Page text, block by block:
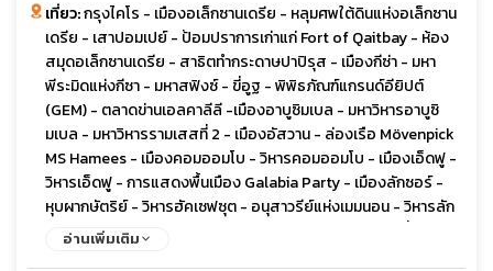
เที่ยว:กรุงไคโร - เมืองอเล็กซานเดรีย - หลุมศพใต้ดินแห่งอเล็กซาน
เดรีย - เสาปอมเปย์ - ป้อมปราการเก่าแก่ Fort of Qaitbay - ห้อง
สมุดอเล็กซานเดรีย - สาธิตทำกระดาษปาปิรุส - เมืองกีซ่า - มหา
พีระมิดแห่งกีซา - มหาสฟิงซ์ - ขี่อูฐ - พิพิธภัณฑ์แกรนด์อียิปต์
(GEM) - ตลาดข่านเอลคาลีลี -เมืองอาบูซิมเบล - มหาวิหารอาบูซิ
มเบล - มหาวิหารรามเสสที่ 2 - เมืองอัสวาน - ล่องเรือ Mövenpick
MS Hamees - เมืองคอมออมโบ - วิหารคอมออมโบ - เมืองเอ็ดฟู -
วิหารเอ็ดฟู - การแสดงพื้นเมือง Galabia Party - เมืองลักซอร์ -
หุบผากษัตริย์ - วิหารฮัคเซฟซุต - อนุสาวรีย์แห่งเมมนอน - วิหารลัก
ซอร์ - การแสดง Belly Dance - มหาวิหารคาร์นัค - ตลาดพื้นเมือง
อ่านเพิ่มเติม